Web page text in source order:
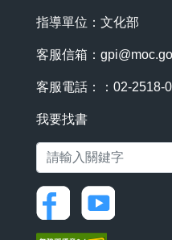
指導單位：文化部
客服信箱：
客服電話：：02-2518-
我要找書